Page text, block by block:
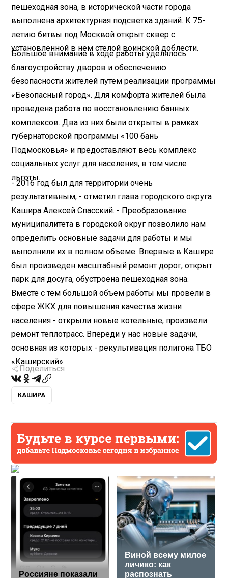
пешеходная зона, в исторической части города
выполнена архитектурная подсветка зданий. К 75-
летию битвы под Москвой открыт сквер с
установленной в нем стелой воинской доблести.
Большое внимание в ходе работы уделялось
благоустройству дворов и обеспечению
безопасности жителей путем реализации программы
«Безопасный город». Для комфорта жителей была
проведена работа по восстановлению банных
комплексов. Два из них были открыты в рамках
губернаторской программы «100 бань
Подмосковья» и предоставляют весь комплекс
социальных услуг для населения, в том числе
льготы.
- 2016 год был для территории очень
результативным, - отметил глава городского округа
Кашира Алексей Спасский. - Преобразование
муниципалитета в городской округ позволило нам
определить основные задачи для работы и мы
выполнили их в полном объеме. Впервые в Кашире
был произведен масштабный ремонт дорог, открыт
парк для досуга, обустроена пешеходная зона.
Вместе с тем большой объем работы мы провели в
сфере ЖКХ для повышения качества жизни
населения - открыли новые котельные, произвели
ремонт теплотрасс. Впереди у нас новые задачи,
основная из которых - рекультивация полигона ТБО
«Каширский».
Поделиться
КАШИРА
Россияне показали
Виной всему милое
личико: как
распознать